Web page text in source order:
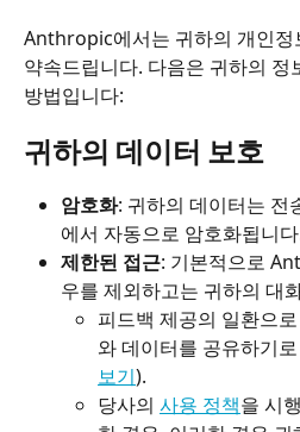
Anthropic에서는 귀하의 개인정
약속드립니다. 다음은 귀하의 정
방법입니다:
귀하의 데이터 보호
암호화: 귀하의 데이터는
에서 자동으로 암호화됩니
제한된 접근: 기본적으로
우를 제외하고는 귀하의 대
피드백 제공의 일환으
와 데이터를 공유하기
보기).
당사의 사용 정책을 시